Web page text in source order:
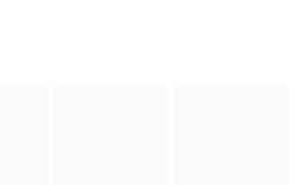
串事件，让他意识到这场战争背后似乎有着不为人知
人生被彻底颠覆。他跨越时空重返埃坦尼亚，但故
器人进行遗弃处置后引发的故事。这些曾经是人类